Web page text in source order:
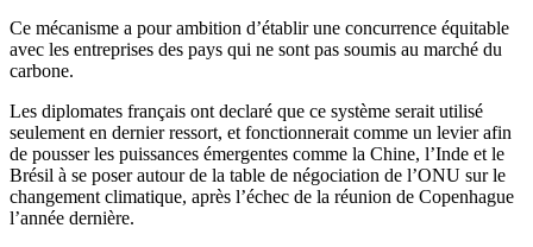
Ce mécanisme a pour ambition d’établir une concurrence équitable
avec les entreprises des pays qui ne sont pas soumis au marché du
carbone.
Les diplomates français ont declaré que ce système serait utilisé
seulement en dernier ressort, et fonctionnerait comme un levier afin
de pousser les puissances émergentes comme la Chine, l’Inde et le
Brésil à se poser autour de la table de négociation de l’ONU sur le
changement climatique, après l’échec de la réunion de Copenhague
l’année dernière.